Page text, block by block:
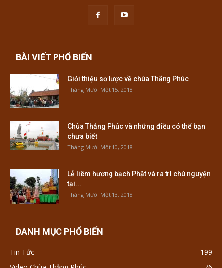
BÀI VIẾT PHỔ BIẾN
Giới thiệu sơ lược về chùa Thắng Phúc
Tháng Mười Một 15, 2018
Chùa Thắng Phúc và những điều có thể bạn
chưa biết
Tháng Mười Một 10, 2018
Lễ liêm hương bạch Phật và ra trì chú nguyện
tại...
Tháng Mười Một 13, 2018
DANH MỤC PHỔ BIẾN
Tin Tức
199